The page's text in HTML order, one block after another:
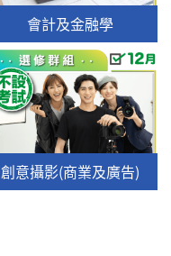
會計及金融學
創意攝影(商業及廣告)